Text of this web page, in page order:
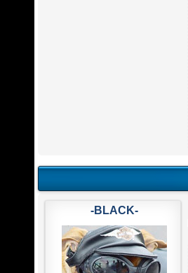
-BLACK-